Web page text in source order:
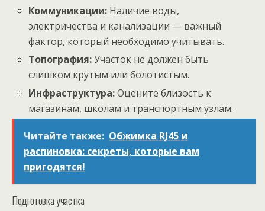
Коммуникации: Наличие воды,
электричества и канализации — важный
фактор, который необходимо учитывать.
Топография:Участок не должен быть
слишком крутым или болотистым.
Инфраструктура:Оцените близость к
магазинам, школам и транспортным узлам.
Читайте также: Обжимка RJ45 и
распиновка: секреты, которые вам
пригодятся!
Подготовка участка